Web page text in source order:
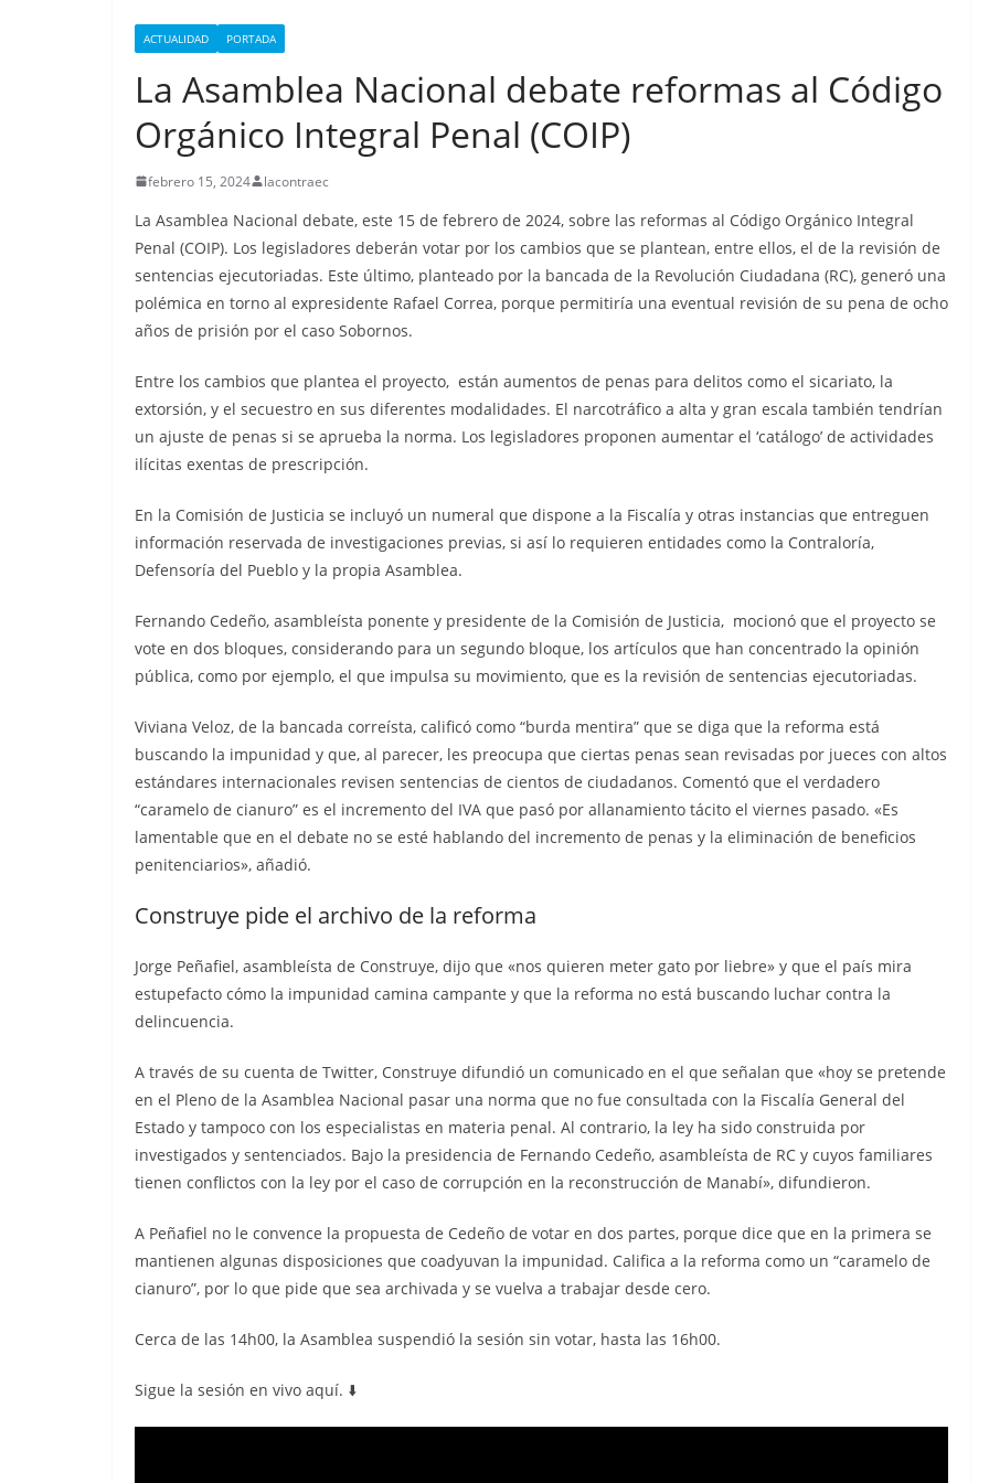
ACTUALIDAD PORTADA
La Asamblea Nacional debate reformas al Código
Orgánico Integral Penal (COIP)
febrero 15, 2024 lacontraec
La Asamblea Nacional debate, este 15 de febrero de 2024, sobre las reformas al Código Orgánico Integral
Penal (COIP). Los legisladores deberán votar por los cambios que se plantean, entre ellos, el de la revisión de
sentencias ejecutoriadas. Este último, planteado por la bancada de la Revolución Ciudadana (RC), generó una
polémica en torno al expresidente Rafael Correa, porque permitiría una eventual revisión de su pena de ocho
años de prisión por el caso Sobornos.
Entre los cambios que plantea el proyecto, están aumentos de penas para delitos como el sicariato, la
extorsión, y el secuestro en sus diferentes modalidades. El narcotráfico a alta y gran escala también tendrían
un ajuste de penas si se aprueba la norma. Los legisladores proponen aumentar el ‘catálogo’ de actividades
ilícitas exentas de prescripción.
En la Comisión de Justicia se incluyó un numeral que dispone a la Fiscalía y otras instancias que entreguen
información reservada de investigaciones previas, si así lo requieren entidades como la Contraloría,
Defensoría del Pueblo y la propia Asamblea.
Fernando Cedeño, asambleísta ponente y presidente de la Comisión de Justicia, mocionó que el proyecto se
vote en dos bloques, considerando para un segundo bloque, los artículos que han concentrado la opinión
pública, como por ejemplo, el que impulsa su movimiento, que es la revisión de sentencias ejecutoriadas.
Viviana Veloz, de la bancada correísta, calificó como “burda mentira” que se diga que la reforma está
buscando la impunidad y que, al parecer, les preocupa que ciertas penas sean revisadas por jueces con altos
estándares internacionales revisen sentencias de cientos de ciudadanos. Comentó que el verdadero
“caramelo de cianuro” es el incremento del IVA que pasó por allanamiento tácito el viernes pasado. «Es
lamentable que en el debate no se esté hablando del incremento de penas y la eliminación de beneficios
penitenciarios», añadió.
Construye pide el archivo de la reforma
Jorge Peñafiel, asambleísta de Construye, dijo que «nos quieren meter gato por liebre» y que el país mira
estupefacto cómo la impunidad camina campante y que la reforma no está buscando luchar contra la
delincuencia.
A través de su cuenta de Twitter, Construye difundió un comunicado en el que señalan que «hoy se pretende
en el Pleno de la Asamblea Nacional pasar una norma que no fue consultada con la Fiscalía General del
Estado y tampoco con los especialistas en materia penal. Al contrario, la ley ha sido construida por
investigados y sentenciados. Bajo la presidencia de Fernando Cedeño, asambleísta de RC y cuyos familiares
tienen conflictos con la ley por el caso de corrupción en la reconstrucción de Manabí», difundieron.
A Peñafiel no le convence la propuesta de Cedeño de votar en dos partes, porque dice que en la primera se
mantienen algunas disposiciones que coadyuvan la impunidad. Califica a la reforma como un “caramelo de
cianuro”, por lo que pide que sea archivada y se vuelva a trabajar desde cero.
Cerca de las 14h00, la Asamblea suspendió la sesión sin votar, hasta las 16h00.
Sigue la sesión en vivo aquí. ⬇️
CRÓNICA ROJA
Nueva matanza en cárcel
de Esmeraldas, que está
militarizada, deja al
menos 13 privados de
libertad fallecidos
septiembre 25, 2025 lacontraec
Sicarios acribillan a
funcionario municipal
Manta
julio 2, 2026 lacontraec